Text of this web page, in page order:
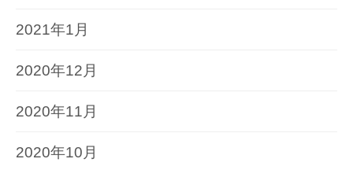
2021年1月
2020年12月
2020年11月
2020年10月